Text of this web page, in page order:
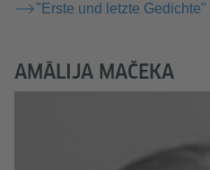
"Erste und letzte
AMĀLIJA MAČEKA